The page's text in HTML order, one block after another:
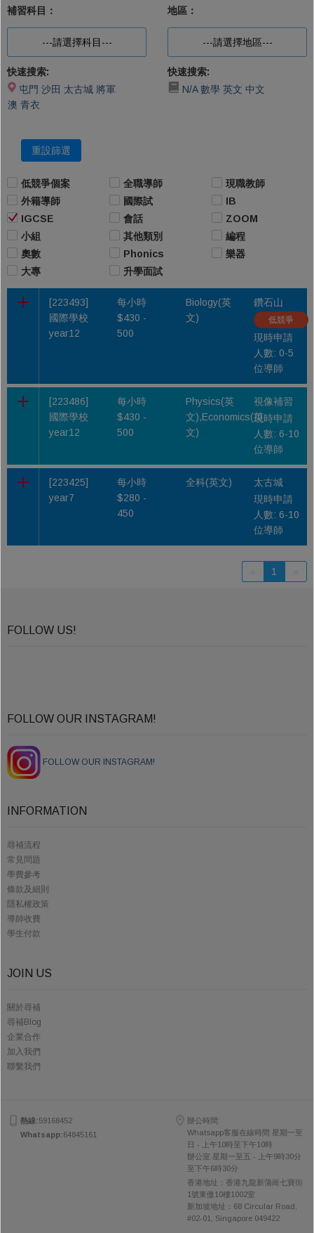
補習科目： 地區：
---請選擇科目--- ---請選擇地區---
快速搜索:
屯門 沙田 太古城 將軍
澳 青衣
快速搜索:
N/A 數學 英文 中文
重設篩選
低競爭個案 全職導師
現職教師
外籍導師
國際試
IB
IGCSE
會話
ZOOM
小組
其他類別
編程
奧數
Phonics
樂器
大專
升學面試
[223493]
國際學校
year12
每小時
$430 -
500
Biology(英
文)
鑽石山
低競爭
現時申請
人數: 0-5
位導師
[223486]
國際學校
year12
每小時
$430 -
500
Physics(英
文),Economics(英
文)
視像補習
現時申請
人數: 6-10
位導師
[223425]
year7
每小時
$280 -
450
全科(英文)
太古城
現時申請
人數: 6-10
位導師
« 1 »
FOLLOW US!
FOLLOW OUR INSTAGRAM!
FOLLOW OUR INSTAGRAM!
INFORMATION
尋補流程
常見問題
學費參考
條款及細則
隱私權政策
導師收費
學生付款
JOIN US
關於尋補
尋補Blog
企業合作
加入我們
聯繫我們
熱線:59168452
Whatsapp:64845161
辦公時間:
Whatsapp客服在線時間 星期一至
日 - 上午10時至下午10時
辦公室 星期一至五 - 上午9時30分
至下午6時30分
香港地址：香港九龍新蒲崗七寶街
1號東傲10樓1002室
新加坡地址：68 Circular Road,
#02-01, Singapore 049422